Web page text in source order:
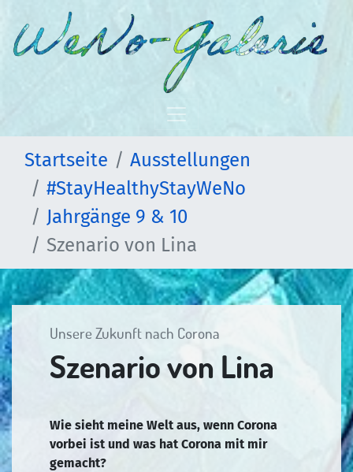
Startseite
Ausstellungen
#StayHealthyStayWeNo
Jahrgänge 9 & 10
Szenario von Lina
Unsere Zukunft nach Corona
Szenario von Lina
Wie sieht meine Welt aus, wenn Corona
vorbei ist und was hat Corona mit mir
gemacht?